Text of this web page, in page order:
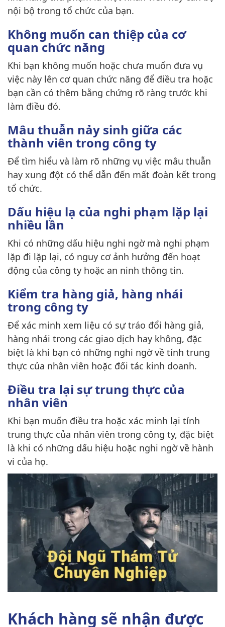
nội bộ trong tổ chức của bạn.
Không muốn can thiệp của cơ
quan chức năng
Khi bạn không muốn hoặc chưa muốn đưa vụ
việc này lên cơ quan chức năng để điều tra hoặc
bạn cần có thêm bằng chứng rõ ràng trước khi
làm điều đó.
Mâu thuẫn nảy sinh giữa các
thành viên trong công ty
Để tìm hiểu và làm rõ những vụ việc mâu thuẫn
hay xung đột có thể dẫn đến mất đoàn kết trong
tổ chức.
Dấu hiệu lạ của nghi phạm lặp lại
nhiều lần
Khi có những dấu hiệu nghi ngờ mà nghi phạm
lặp đi lặp lại, có nguy cơ ảnh hưởng đến hoạt
động của công ty hoặc an ninh thông tin.
Kiểm tra hàng giả, hàng nhái
trong công ty
Để xác minh xem liệu có sự tráo đổi hàng giả,
hàng nhái trong các giao dịch hay không, đặc
biệt là khi bạn có những nghi ngờ về tính trung
thực của nhân viên hoặc đối tác kinh doanh.
Điều tra lại sự trung thực của
nhân viên
Khi bạn muốn điều tra hoặc xác minh lại tính
trung thực của nhân viên trong công ty, đặc biệt
là khi có những dấu hiệu hoặc nghi ngờ về hành
vi của họ.
Khách hàng sẽ nhận được